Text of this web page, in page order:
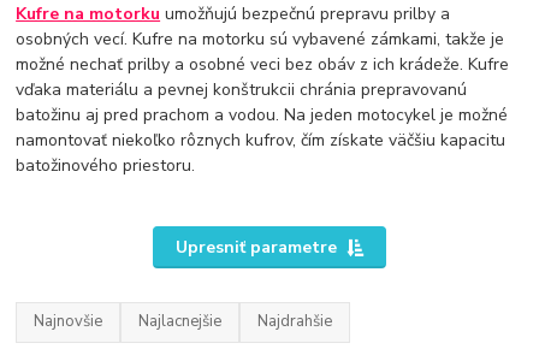
Kufre na motorku umožňujú bezpečnú prepravu prilby a
osobných vecí. Kufre na motorku sú vybavené zámkami, takže je
možné nechať prilby a osobné veci bez obáv z ich krádeže. Kufre
vďaka materiálu a pevnej konštrukcii chránia prepravovanú
batožinu aj pred prachom a vodou. Na jeden motocykel je možné
namontovať niekoľko rôznych kufrov, čím získate väčšiu kapacitu
batožinového priestoru.
Upresniť parametre
Najnovšie Najlacnejšie Najdrahšie